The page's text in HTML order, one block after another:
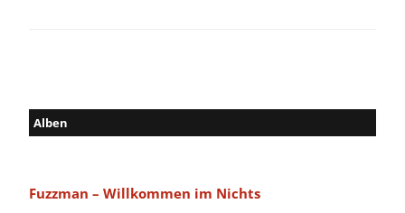
Alben
Fuzzman – Willkommen im Nichts